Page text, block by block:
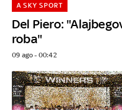
Del Piero:
roba"
A SKY SPORT
09 ago - 00:42